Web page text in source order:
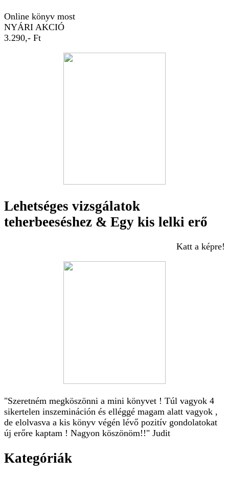
Online könyv most
NYÁRI AKCIÓ
3.290,- Ft
Lehetséges vizsgálatok
teherbeeséshez & Egy kis lelki erő
Katt a képre!
"Szeretném megköszönni a mini könyvet ! Túl vagyok 4
sikertelen inszemináción és elléggé magam alatt vagyok ,
de elolvasva a kis könyv végén lévő pozitív gondolatokat
új erőre kaptam ! Nagyon köszönöm!!" Judit
Kategóriák